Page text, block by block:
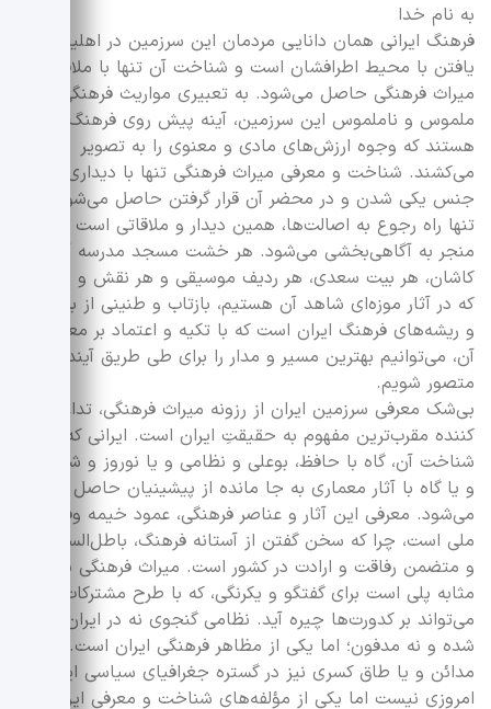
به نام خدا
فرهنگ ایرانی همان دانایی مردمان این سرزمین در اهلیت
یافتن با محیط اطرافشان است و شناخت آن تنها با ملاقاتِ
میراث فرهنگی حاصل می‌شود. به تعبیری مواریث فرهنگی
ملموس و ناملموس این سرزمین، آینه پیش روی فرهنگ
هستند که وجوه ارزش‌های مادی و معنوی را به تصویر
می‌کشند. شناخت و معرفی میراث فرهنگی تنها با دیداری از
جنس یکی شدن و در محضر آن قرار گرفتن حاصل می‌شود و
تنها راه رجوع به اصالت‌ها، همین دیدار و ملاقاتی است که
منجر به آگاهی‌بخشی می‌شود. هر خشت مسجد مدرسه آقابزرگ
کاشان، هر بیت سعدی، هر ردیف موسیقی و هر نقش و نگاری
که در آثار موزه‌ای شاهد آن هستیم، بازتاب و طنینی از بنیادها
و ریشه‌های فرهنگ ایران است که با تکیه و اعتماد بر معنای
آن، می‌توانیم بهترین مسیر و مدار را برای طی طریق آینده
متصور شویم.
بی‌شک معرفی سرزمین ایران از رزونه میراث فرهنگی، تداعی
کننده مقرب‌ترین مفهوم به حقیقتِ ایران است. ایرانی که
شناخت آن، گاه با حافظ، بوعلی و نظامی و یا نوروز و شاهنامه
و یا گاه با آثار معماری به جا مانده از پیشینیان حاصل
می‌شود. معرفی این آثار و عناصر فرهنگی، عمود خیمه وفاق
ملی است، چرا که سخن گفتن از آستانه فرهنگ، باطل‌السحر نقار
و متضمن رفاقت و ارادت در کشور است. میراث فرهنگی به
مثابه پلی است برای گفتگو و یکرنگی، که با طرح مشترکات
می‌تواند بر کدورت‌ها چیره آید. نظامی گنجوی نه در ایران متولد
شده و نه مدفون؛ اما یکی از مظاهر فرهنگی ایران است. ایوان
مدائن و یا طاق کسری نیز در گستره جغرافیای سیاسی ایران
امروزی نیست اما یکی از مؤلفه‌های شناخت و معرفی ایران